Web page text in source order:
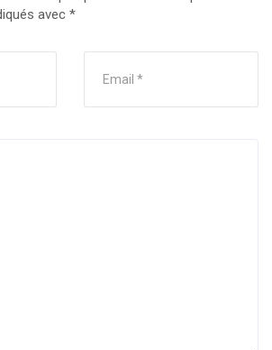
avec *